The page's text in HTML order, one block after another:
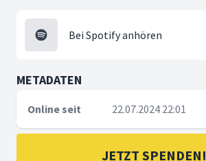
Bei Spotify anhören
METADATEN
Online seit 22.07.2024 22:01
JETZT SPENDEN!